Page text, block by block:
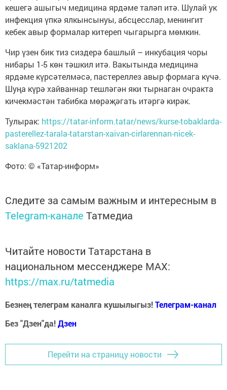
кешегә ашыгыч медицина ярдәме таләп итә. Шулай ук
инфекция үпкә ялкынсынуы, абсцесслар, менингит
кебек авыр формалар китереп чыгарырга мөмкин.
Чир үзен бик тиз сиздерә башлый – инкубация чоры
нибары 1-5 көн тәшкил итә. Вакытында медицина
ярдәме күрсәтелмәсә, пастереллез авыр формага күчә.
Шуңа күрә хайваннар тешләгән яки тырнаган очракта
кичекмәстән табибка мөрәҗәгать итәргә кирәк.
Тулырак: https://tatar-inform.tatar/news/kurse-tobaklarda-
pasterellez-tarala-tatarstan-xaivan-cirlarennan-nicek-
saklana-5921202
Фото: © «Татар-информ»
Следите за самым важным и интересным в
Telegram-канале Татмедиа
Читайте новости Татарстана в
национальном мессенджере MАХ:
https://max.ru/tatmedia
Безнең телеграм каналга кушылыгыз!Телеграм-канал
Без "Дзен"да!Дзен
Перейти на страницу новости